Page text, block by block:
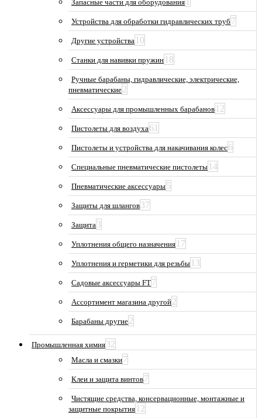
Запасные части для оборудования
Устройства для обработки гидравлических труб 7
Другие устройства 10
Станки для навивки пружин 18
Ручные барабаны, гидравлические, электрические,
пневматические2
Аксессуары для промышленных барабанов 12
Пистолеты для воздуха61
Пистолеты и устройства для накачивания колес6
Специальные пневматические пистолеты 14
Пневматические аксессуары5
Защиты для шлангов37
Защита3
Уплотнения общего назначения 17
Уплотнения и герметики для резьбы 13
Садовые аксессуары FT7
Ассортимент магазина другой2
Барабаны другие2
Промышленная химия32
Масла и смазки7
Клеи и защита винтов7
Чистящие средства, консервационные, монтажные и
защитные покрытия 12